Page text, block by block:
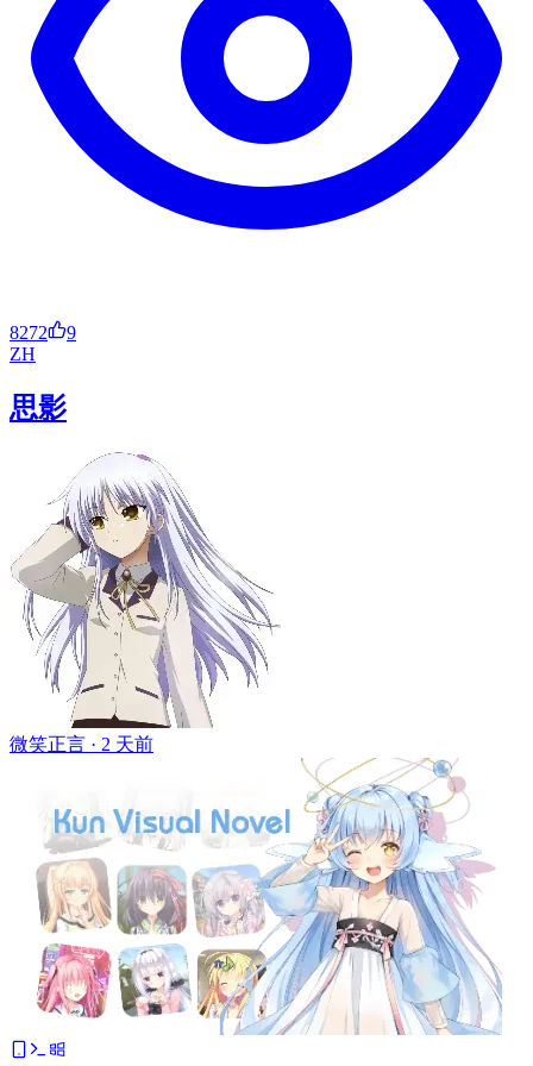
8272
9
ZH
思影
微笑正言 · 2 天前